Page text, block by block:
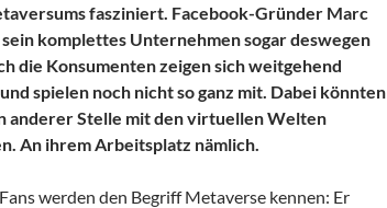
fasziniert. Facebook-Gründer Marc
komplettes Unternehmen sogar deswegen
die Konsumenten zeigen sich weitgehend
spielen noch nicht so ganz mit. Dabei könnten
anderer Stelle mit den virtuellen Welten
An ihrem Arbeitsplatz nämlich.
werden den Begriff Metaverse kennen: Er